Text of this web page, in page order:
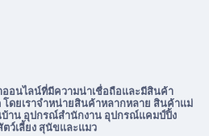
ออนไลน์ที่มีความน่าเชื่อถือและมีสินค้า
ดยเราจำหน่ายสินค้าหลากหลาย สินค้าแม่
บ้าน อุปกรณ์สำนักงาน อุปกรณ์แคมป์ปิ้ง
ว์เลี้ยง สุนัขและแมว